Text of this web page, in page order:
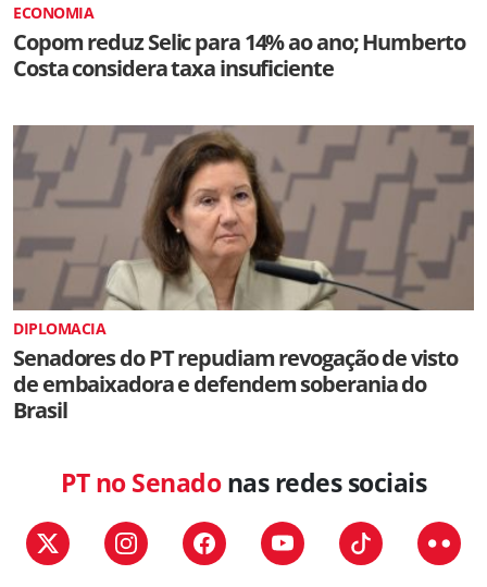
ECONOMIA
Copom reduz Selic para 14% ao ano; Humberto
Costa considera taxa insuficiente
DIPLOMACIA
Senadores do PT repudiam revogação de visto
de embaixadora e defendem soberania do
Brasil
PT no Senadonas redes sociais